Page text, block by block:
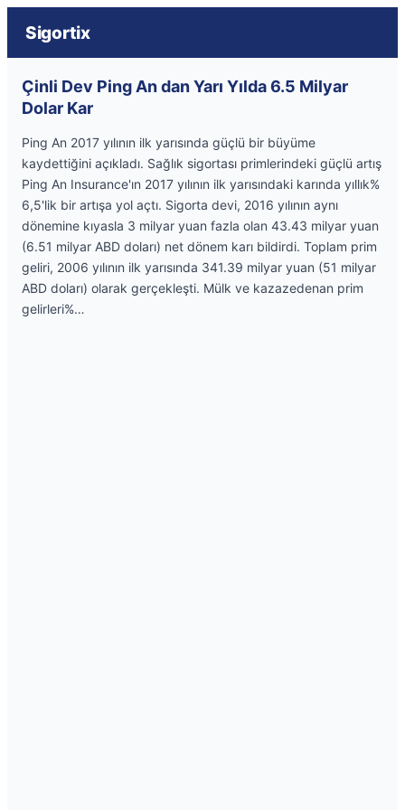
Sigortix
Çinli Dev Ping An dan Yarı Yılda 6.5 Milyar
Dolar Kar
Ping An 2017 yılının ilk yarısında güçlü bir büyüme
kaydettiğini açıkladı. Sağlık sigortası primlerindeki güçlü artış
Ping An Insurance'ın 2017 yılının ilk yarısındaki karında yıllık%
6,5'lik bir artışa yol açtı. Sigorta devi, 2016 yılının aynı
dönemine kıyasla 3 milyar yuan fazla olan 43.43 milyar yuan
(6.51 milyar ABD doları) net dönem karı bildirdi. Toplam prim
geliri, 2006 yılının ilk yarısında 341.39 milyar yuan (51 milyar
ABD doları) olarak gerçekleşti. Mülk ve kazazedenan prim
gelirleri%…